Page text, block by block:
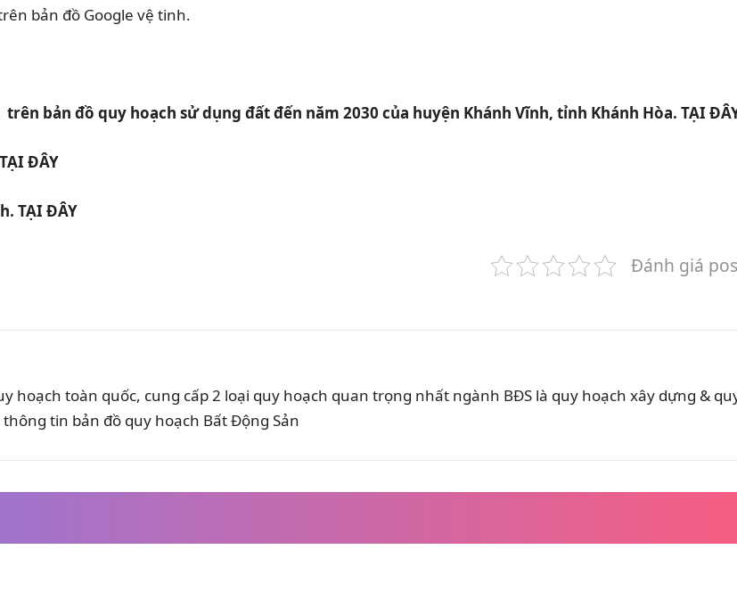
bản đồ Google vệ tinh.
bản đồ quy hoạch sử dụng đất đến năm 2030 của huyện Khánh Vĩnh, tỉnh Khánh Hòa. TẠI
ĐÂY
TẠI ĐÂY
Đánh giá
hoạch toàn quốc, cung cấp 2 loại quy hoạch quan trọng nhất ngành BĐS là quy hoạch xây dựng &
tin bản đồ quy hoạch Bất Động Sản